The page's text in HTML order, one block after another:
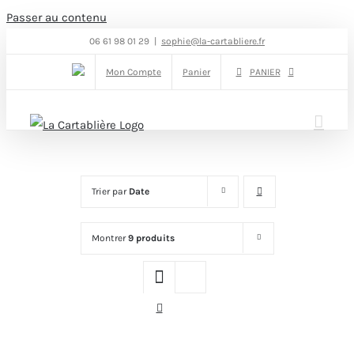
Passer au contenu
06 61 98 01 29 sophie@la-cartabliere.fr
Mon Compte Panier PANIER
Trier par Date
Montrer9 produits